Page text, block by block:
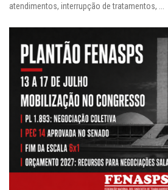
atendimentos, interrupção de tratamentos, ...